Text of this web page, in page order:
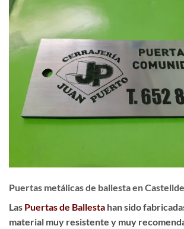
Puertas metálicas de ballesta en
Las Puertas de Ballesta han sido
material muy resistente y muy